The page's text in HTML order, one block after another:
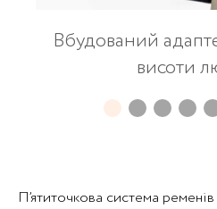
Вбудований
висоти
П’ятиточкова система